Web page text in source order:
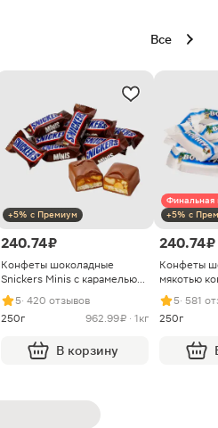
Все
+5% с Премиум
240.74 ₽
Конфеты шоколадные
Snickers Minis с карамелью
арахисом и нугой
5· 420 отзывов
250г
962.99 ₽ · 1кг
В корзину
Финальная
+5% с
240.74 ₽
Конфеты
мякотью
5· 581
250г